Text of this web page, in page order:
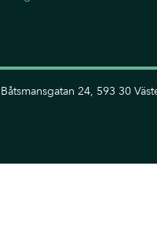
24, 593 30